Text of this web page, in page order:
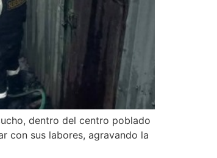
dentro del centro poblado
con sus labores, agravando la